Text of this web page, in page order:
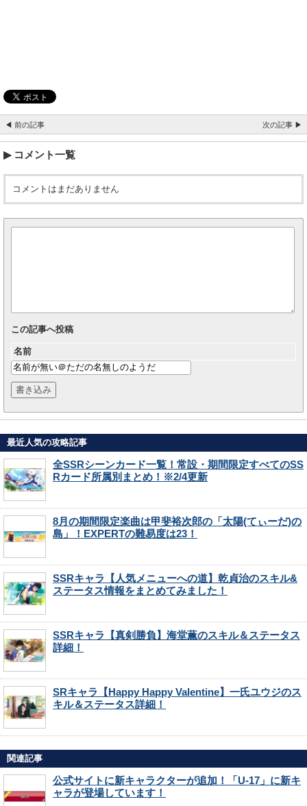
◀ 前の記事 次の記事 ▶
コメント一覧
コメントはまだありません
この記事へ投稿
名前
最近人気の攻略記事
全SSRシーンカード一覧！常設・期間限定すべてのSS
Rカード所属別まとめ！※2/4更新
8月の期間限定楽曲は甲斐裕次郎の「太陽(てぃーだ)の
島」！EXPERTの難易度は23！
SSRキャラ【人気メニューへの道】乾貞治のスキル&
ステータス情報をまとめてみました！
SSRキャラ【真剣勝負】海堂薫のスキル＆ステータス
詳細！
SRキャラ【Happy Happy Valentine】一氏ユウジのス
キル＆ステータス詳細！
関連記事
公式サイトに新キャラクターが追加！「U-17」に新キ
ャラが登場しています！